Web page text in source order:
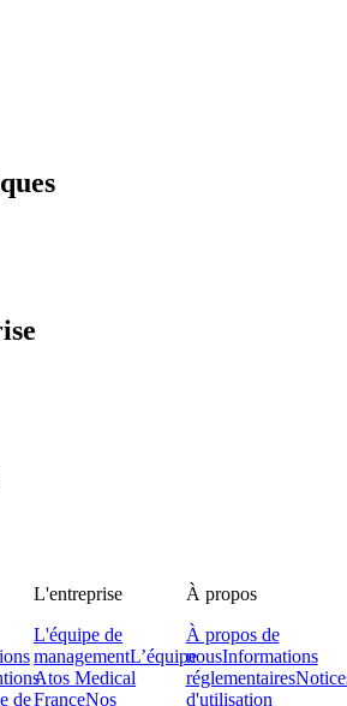
de
L'entreprise
L'équipe de
managementL’équipe
Atos Medical
FranceNos
À propos
À propos de
nousInformations
réglementaires
d'utilisation